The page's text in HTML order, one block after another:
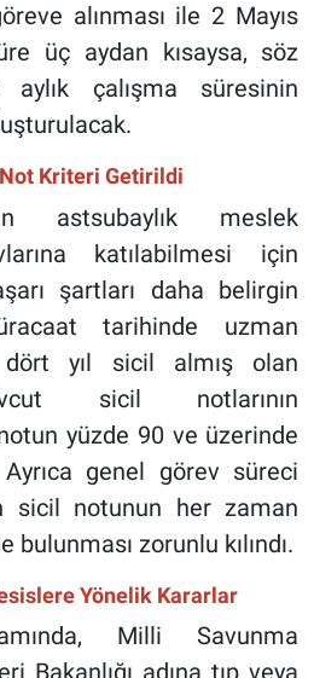
alınması ile 2 Mayıs
üç aydan kısaysa, söz
çalışma süresinin
Kriteri Getirildi
astsubaylık meslek
katılabilmesi için
şartları daha belirgin
tarihinde uzman
yıl sicil almış olan
sicil notlarının
yüzde 90 ve üzerinde
genel görev süreci
sicil notunun her zaman
zorunlu kılındı.
Yönelik Kararlar
Milli Savunma